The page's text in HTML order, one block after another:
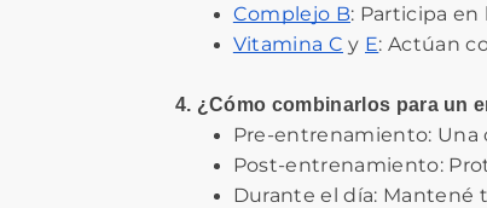
Complejo B: Participa
Vitamina C y E: Actúan
4. ¿Cómo combinarlos para un
Pre-entrenamiento: Una
Post-entrenamiento:
Durante el día: Mantené